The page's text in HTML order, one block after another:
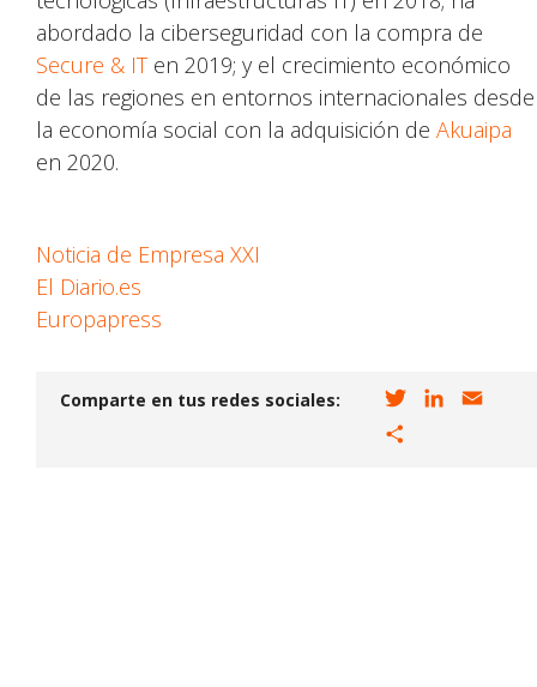
abordado la ciberseguridad con la compra de
Secure & ITen 2019; y el crecimiento económico
de las regiones en entornos internacionales desde
la economía social con la adquisición de Akuaipa
en 2020.
Noticia de Empresa XXI
El Diario.es
Europapress
Comparte en tus redes sociales: